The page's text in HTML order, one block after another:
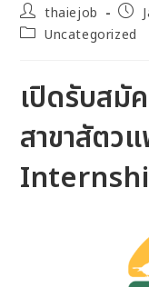
thaiejob
Uncategorized
เปิดรับสมั
สาขาสัต